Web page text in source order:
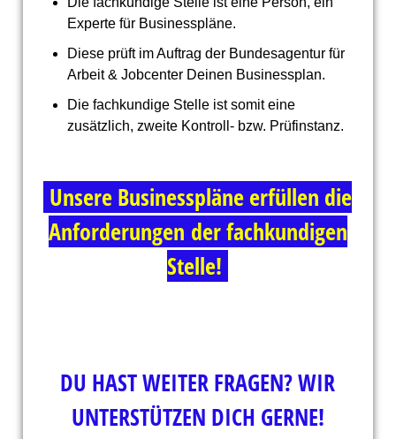
Experte für Businesspläne.
Diese prüft im Auftrag der Bundesagentur für
Arbeit & Jobcenter Deinen Businessplan.
Die fachkundige Stelle ist somit eine
zusätzlich, zweite Kontroll- bzw. Prüfinstanz.
Unsere Businesspläne erfüllen die
Anforderungen der fachkundigen
Stelle!
DU HAST WEITER FRAGEN? WIR
UNTERSTÜTZEN DICH GERNE!